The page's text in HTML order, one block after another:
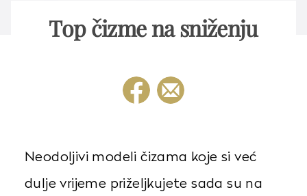
Top čizme na sniženju
Neodoljivi modeli čizama koje si već
dulje vrijeme priželjkujete sada su na